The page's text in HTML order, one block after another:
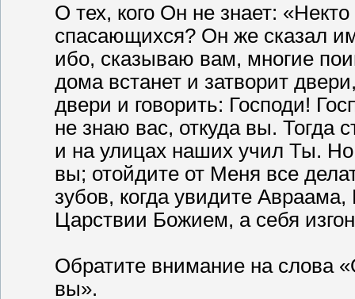
О тех, кого Он не знает:
спасающихся? Он же сказал
ибо, сказываю вам, многие
дома встанет и затворит
двери и говорить: Господи!
не знаю вас, откуда вы. Тогда
и на улицах наших учил Ты.
вы; отойдите от Меня все
зубов, когда увидите
Царствии Божием, а себя
Обратите внимание на слова
вы».